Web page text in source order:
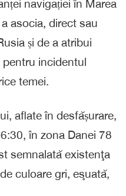
navigației în Marea
asocia, direct sau
și de a atribui
incidentul
temei.
aflate în desfășurare,
în zona Danei 78
semnalată existenţa
culoare gri, eşuată,